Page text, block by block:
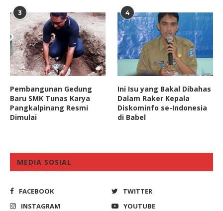
3
Pembangunan Gedung
Baru SMK Tunas Karya
Pangkalpinang Resmi
Dimulai
4
Ini Isu yang Bakal Dibahas
Dalam Raker Kepala
Diskominfo se-Indonesia
di Babel
MEDIA SOSIAL
FACEBOOK
TWITTER
INSTAGRAM
YOUTUBE